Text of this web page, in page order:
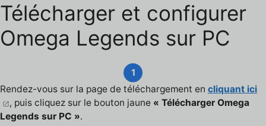
Télécharger et configurer
Omega Legends sur PC
1
Rendez-vous sur la page de téléchargement en cliquant ici
, puis cliquez sur le bouton jaune « Télécharger Omega
Legends sur PC ».